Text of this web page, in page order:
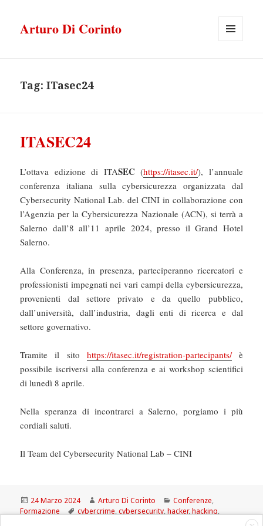
Arturo Di Corinto
Tag:ITasec24
ITASEC24
L’ottava edizione di ITASEC (https://itasec.it/), l’annuale
conferenza italiana sulla cybersicurezza organizzata dal
Cybersecurity National Lab. del CINI in collaborazione con
l’Agenzia per la Cybersicurezza Nazionale (ACN), si terrà a
Salerno dall’8 all’11 aprile 2024, presso il Grand Hotel
Salerno.
Alla Conferenza, in presenza, parteciperanno ricercatori e
professionisti impegnati nei vari campi della cybersicurezza,
provenienti dal settore privato e da quello pubblico,
dall’università, dall’industria, dagli enti di ricerca e dal
settore governativo.
Tramite il sito https://itasec.it/registration-partecipants/è
possibile iscriversi alla conferenza e ai workshop scientifici
di lunedì 8 aprile.
Nella speranza di incontrarci a Salerno, porgiamo i più
cordiali saluti.
Il Team del Cybersecurity National Lab – CINI
Scritto
il
24 Marzo 2024 Autore
Arturo Di Corinto Categorie
Conferenze,
Formazione
Tag
cybercrime,cybersecurity,hacker,hacking,